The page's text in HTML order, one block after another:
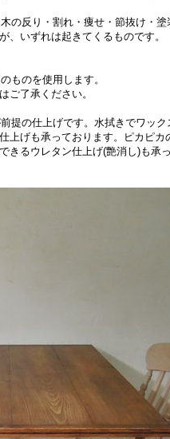
反り・割れ・痩せ・節抜け・塗
いずれは起きてくるものです。
ものを使用します。
ご了承ください。
の仕上げです。水拭きでワック
げも承っております。ピカピカ
るウレタン仕上げ(艶消し)も承っ